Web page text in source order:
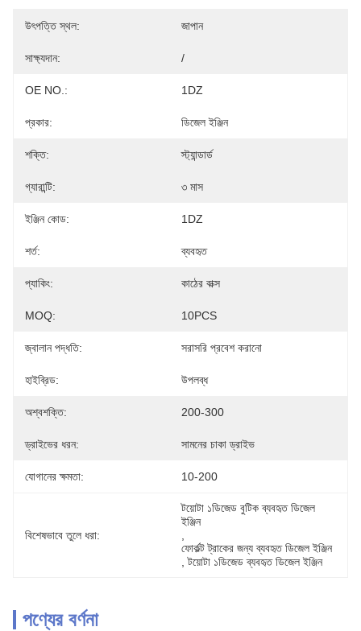
উৎপত্তি স্থল: জাপান
সাক্ষ্যদান: /
OE NO.: 1DZ
প্রকার: ডিজেল ইঞ্জিন
শক্তি: স্ট্যান্ডার্ড
গ্যারান্টি: ৩ মাস
ইঞ্জিন কোড: 1DZ
শর্ত: ব্যবহৃত
প্যাকিং: কাঠের বাক্স
MOQ: 10PCS
জ্বালান পদ্ধতি: সরাসরি প্রবেশ করানো
হাইব্রিড: উপলব্ধ
অশ্বশক্তি: 200-300
ড্রাইভের ধরন: সামনের চাকা ড্রাইভ
যোগানের ক্ষমতা: 10-200
বিশেষভাবে তুলে ধরা:
টয়োটা ১ডিজেড বুটিক ব্যবহৃত ডিজেল
ইঞ্জিন
ফোর্কল্ট ট্রাকের জন্য ব্যবহৃত ডিজেল ইঞ্জিন
, টয়োটা ১ডিজেড ব্যবহৃত ডিজেল ইঞ্জিন
পণ্যের বর্ণনা